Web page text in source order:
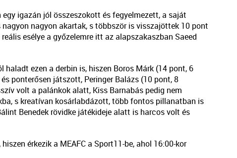
igazán jól összeszokott és fegyelmezett, a saját
nagyon akartak, s többször is visszajöttek 10 pont
esélye a győzelemre itt az alapszakaszban Saeed
ezen a derbin is, hiszen Boros Márk (14 pont, 6
ponterősen játszott, Peringer Balázs (10 pont, 8
volt a palánkok alatt, Kiss Barnabás pedig nem
s kreatívan kosárlabdázott, több fontos pillanatban is
Benedek rövidke játékideje alatt is harcos volt és
érkezik a MEAFC a Sport11-be, ahol 16:00-kor